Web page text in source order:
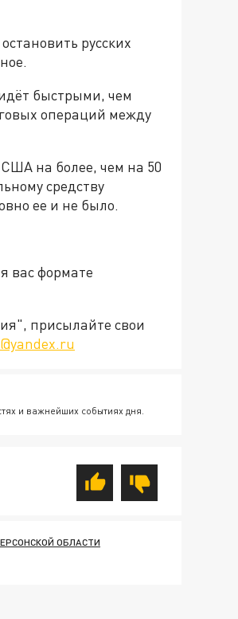
русских
быстрыми, чем
операций между
на более, чем на 50
средству
ее и не было.
вас формате
присылайте свои
и важнейших событиях дня.
ОБЛАСТИ